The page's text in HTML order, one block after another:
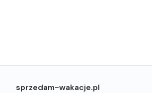
sprzedam-wakacje.pl